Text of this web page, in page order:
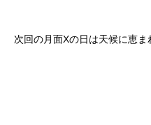
次回の月面Xの日は天候に恵ま